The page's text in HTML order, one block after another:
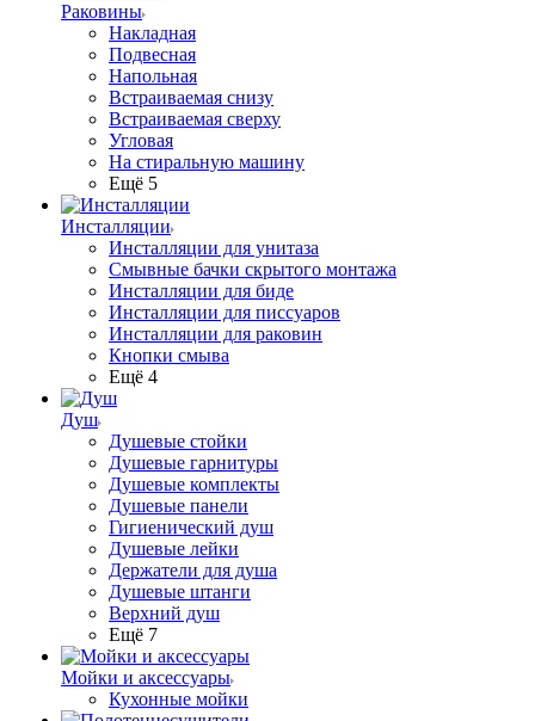
Раковины
Накладная
Подвесная
Напольная
Встраиваемая снизу
Встраиваемая сверху
Угловая
На стиральную машину
Ещё 5
Инсталляции
Инсталляции для унитаза
Смывные бачки скрытого монтажа
Инсталляции для биде
Инсталляции для писсуаров
Инсталляции для раковин
Кнопки смыва
Ещё 4
Душ
Душевые стойки
Душевые гарнитуры
Душевые комплекты
Душевые панели
Гигиенический душ
Душевые лейки
Держатели для душа
Душевые штанги
Верхний душ
Ещё 7
Мойки и аксессуары
Кухонные мойки